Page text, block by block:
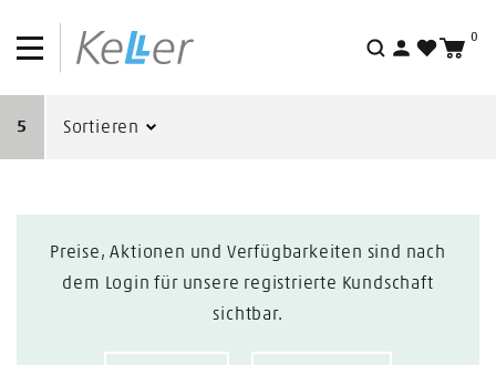
Suche
0
5 Sortieren
Preise, Aktionen und Verfügbarkeiten sind nach
dem Login für unsere registrierte Kundschaft
sichtbar.